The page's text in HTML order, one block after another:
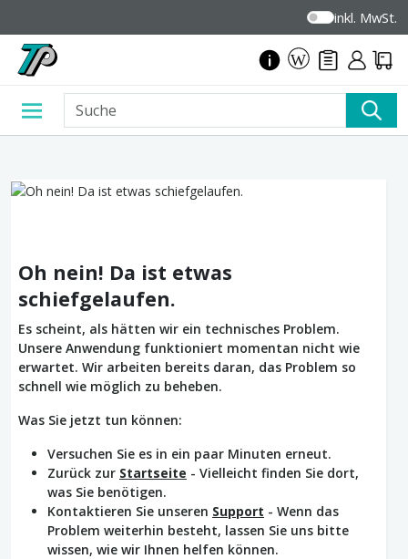
inkl. MwSt.
Oh nein! Da ist etwas
schiefgelaufen.
Es scheint, als hätten wir ein technisches Problem.
Unsere Anwendung funktioniert momentan nicht wie
erwartet. Wir arbeiten bereits daran, das Problem so
schnell wie möglich zu beheben.
Was Sie jetzt tun können:
Versuchen Sie es in ein paar Minuten erneut.
Zurück zur Startseite - Vielleicht finden Sie dort,
was Sie benötigen.
Kontaktieren Sie unseren Support - Wenn das
Problem weiterhin besteht, lassen Sie uns bitte
wissen, wie wir Ihnen helfen können.